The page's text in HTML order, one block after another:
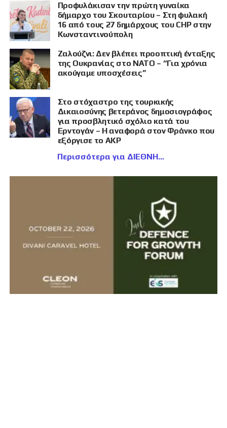
Προφυλάκισαν την πρώτη γυναίκα
δήμαρχο του Σκουταρίου – Στη φυλακή
16 από τους 27 δημάρχους του CHP στην
Κωνσταντινούπολη
Ζαλούζνι: Δεν βλέπει προοπτική ένταξης
της Ουκρανίας στο ΝΑΤΟ – “Για χρόνια
ακούγαμε υποσχέσεις”
Στο στόχαστρο της τουρκικής
Δικαιοσύνης βετεράνος δημοσιογράφος
για προσβλητικό σχόλιο κατά του
Ερντογάν – Η αναφορά στον Φράνκο που
εξόργισε το AKP
Περισσότερα για ΔΙΕΘΝΗ